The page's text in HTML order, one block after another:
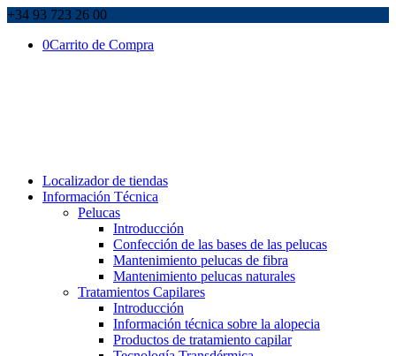
+34 93 723 26 00
0Carrito de Compra
Localizador de tiendas
Información Técnica
Pelucas
Introducción
Confección de las bases de las pelucas
Mantenimiento pelucas de fibra
Mantenimiento pelucas naturales
Tratamientos Capilares
Introducción
Información técnica sobre la alopecia
Productos de tratamiento capilar